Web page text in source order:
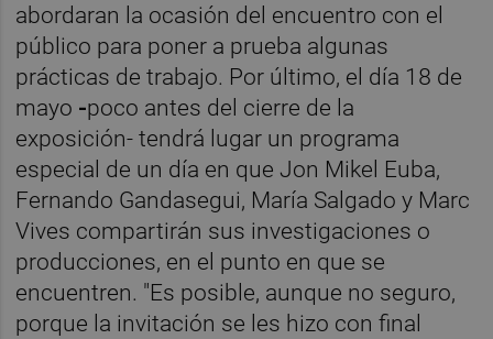
abordaran la ocasión del encuentro con el
público para poner a prueba algunas
prácticas de trabajo. Por último, el día 18 de
mayo -poco antes del cierre de la
exposición- tendrá lugar un programa
especial de un día en que Jon Mikel Euba,
Fernando Gandasegui, María Salgado y Marc
Vives compartirán sus investigaciones o
producciones, en el punto en que se
encuentren. "Es posible, aunque no seguro,
porque la invitación se les hizo con final